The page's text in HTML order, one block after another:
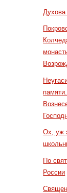
Ох, уж
По
России